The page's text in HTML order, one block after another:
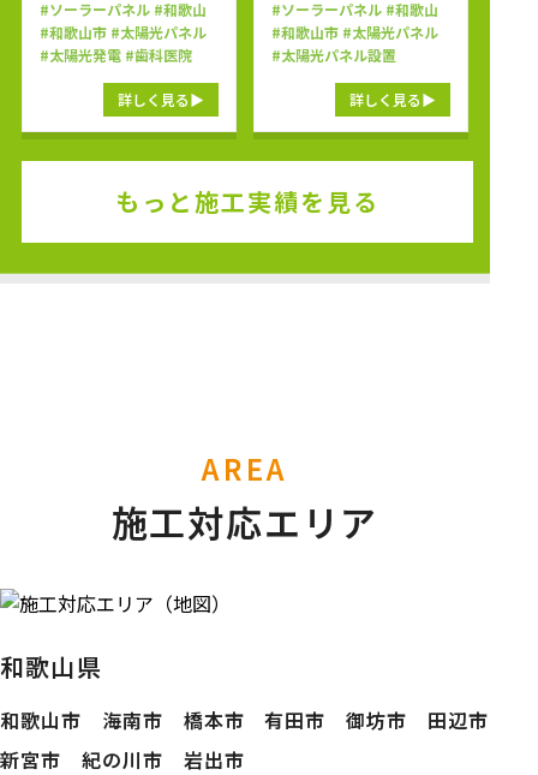
#ソーラーパネル #和歌山
#和歌山市 #太陽光パネル
#太陽光発電 #歯科医院
詳しく見る
#ソーラーパネル #和歌山
#和歌山市 #太陽光パネル
#太陽光パネル設置
詳しく見る
もっと施工実績を見る
AREA
施工対応エリア
和歌山県
和歌山市 海南市 橋本市 有田市 御坊市 田辺市
新宮市 紀の川市 岩出市